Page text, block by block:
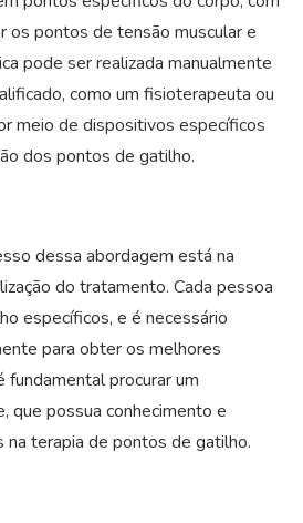
os pontos de tensão muscular e
pode ser realizada manualmente
como um fisioterapeuta ou
meio de dispositivos específicos
dos pontos de gatilho.
dessa abordagem está na
do tratamento. Cada pessoa
específicos, e é necessário
para obter os melhores
procurar um
que possua conhecimento e
na terapia de pontos de gatilho.